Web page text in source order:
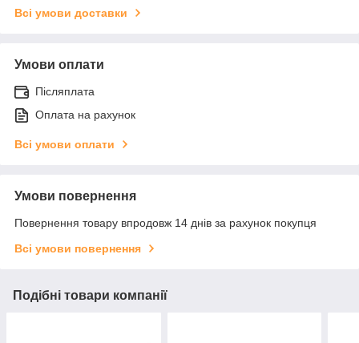
Всі умови доставки
Умови оплати
Післяплата
Оплата на рахунок
Всі умови оплати
Умови повернення
Повернення товару впродовж 14 днів за рахунок покупця
Всі умови повернення
Подібні товари компанії